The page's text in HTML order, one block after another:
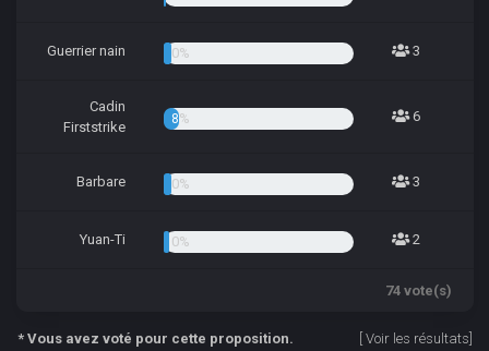
Guerrier nain 4.05% 3
Cadin
Firststrike
8.11% 6
Barbare 4.05% 3
Yuan-Ti 2.70% 2
74 vote(s)
* Vous avez voté pour cette proposition. Voir les résultats